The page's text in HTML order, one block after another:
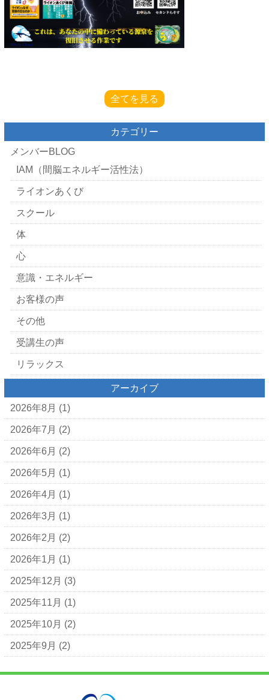
全てを見る
カテゴリー
メンバーBLOG
IAM（間脳エネルギー活性法）
ライオンあくび
スクール
体
心
意識・エネルギー
お客様の声
その他
受講生の声
リラックス
アーカイブ
2026年8月 (1)
2026年7月 (2)
2026年6月 (2)
2026年5月 (1)
2026年4月 (1)
2026年3月 (1)
2026年2月 (2)
2026年1月 (1)
2025年12月 (3)
2025年11月 (1)
2025年10月 (2)
2025年9月 (2)